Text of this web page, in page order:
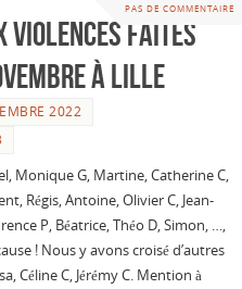
PAS DE COMMENTAIRE
violences faites
à Lille
2022
Monique G, Martine, Catherine C,
Régis, Antoine, Olivier C, Jean-
P, Béatrice, Théo D, Simon, …,
! Nous y avons croisé d’autres
Céline C, Jérémy C. Mention à